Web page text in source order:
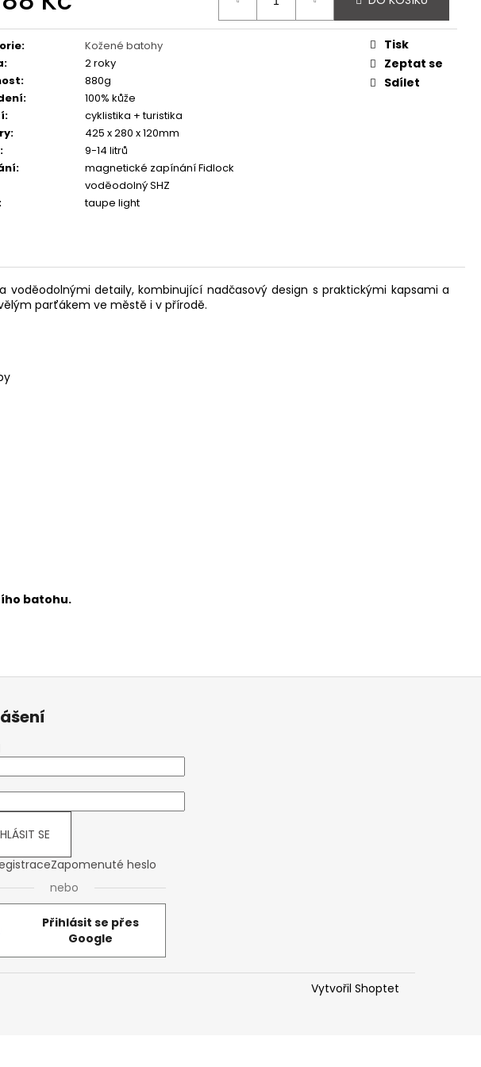
:
Kožené batohy
:
2 roky
:
880g
:
100% kůže
:
cyklistika + turistika
:
425 x 280 x 120mm
:
9-14 litrů
:
magnetické zapínání Fidlock
voděodolný SHZ
: taupe light
Tisk
Zeptat se
Sdílet
detaily, kombinující nadčasový design s praktickými kapsami a
parťákem ve městě i v přírodě.
batohu.
ESKA SKLÁDAČKA - REDESIGN URBAN
19 400 Kč
SE
Zapomenuté heslo
nebo
Přihlásit se přes
Google
Vytvořil Shoptet